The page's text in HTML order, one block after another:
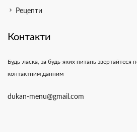
chevron_right Рецепти
Контакти
Будь-ласка, за будь-яких питань звертайтеся
контактним данним
dukan-menu@gmail.com